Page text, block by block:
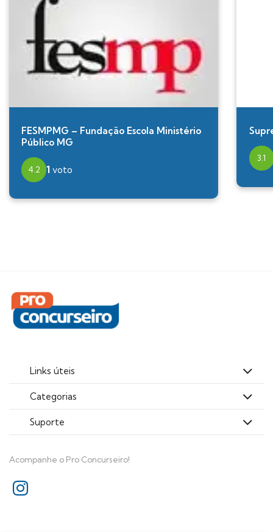
FESMPMG – Fundação Escola Ministério
Público MG
4.2 1 voto
3.1
Links úteis
Categorias
Suporte
Acompanhe o Pro Concurseiro!